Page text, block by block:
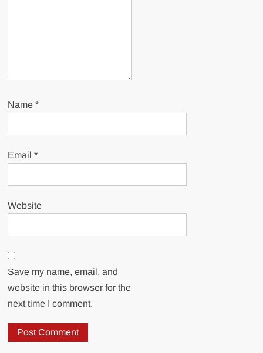
Name*
Email*
Website
Save my name, email, and
website in this browser for the
next time I comment.